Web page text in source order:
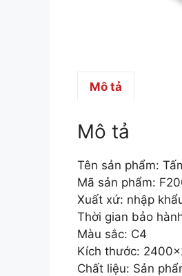
Mô tả
Mô tả
Tên sản phẩm:
Mã sản phẩm:
Xuất xứ: nhập
Thời gian bảo
Màu sắc: C4
Kích thước:
Chất liệu: Sản